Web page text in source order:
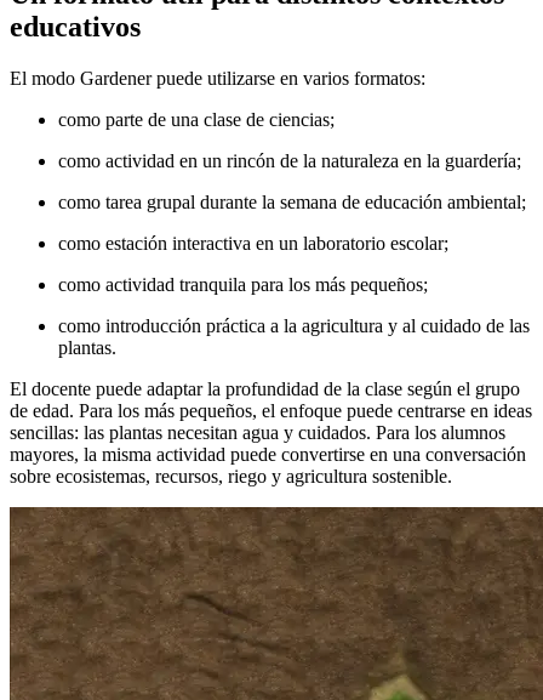
educativos
El modo Gardener puede utilizarse en varios formatos:
como parte de una clase de ciencias;
como actividad en un rincón de la naturaleza en la guardería;
como tarea grupal durante la semana de educación ambiental;
como estación interactiva en un laboratorio escolar;
como actividad tranquila para los más pequeños;
como introducción práctica a la agricultura y al cuidado de las
plantas.
El docente puede adaptar la profundidad de la clase según el grupo
de edad. Para los más pequeños, el enfoque puede centrarse en ideas
sencillas: las plantas necesitan agua y cuidados. Para los alumnos
mayores, la misma actividad puede convertirse en una conversación
sobre ecosistemas, recursos, riego y agricultura sostenible.